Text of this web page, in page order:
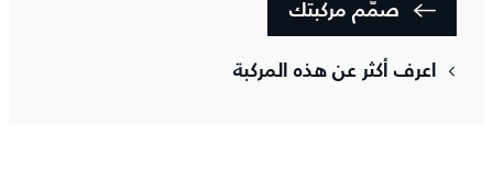
صمّم مركبتك
اعرف أكثر عن هذه المركبة